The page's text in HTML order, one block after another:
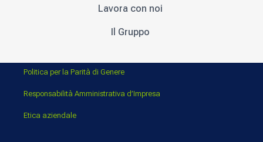
Lavora con noi
Il Gruppo
Politica per la Parità di Genere
Responsabilità Amministrativa d’Impresa
Etica aziendale